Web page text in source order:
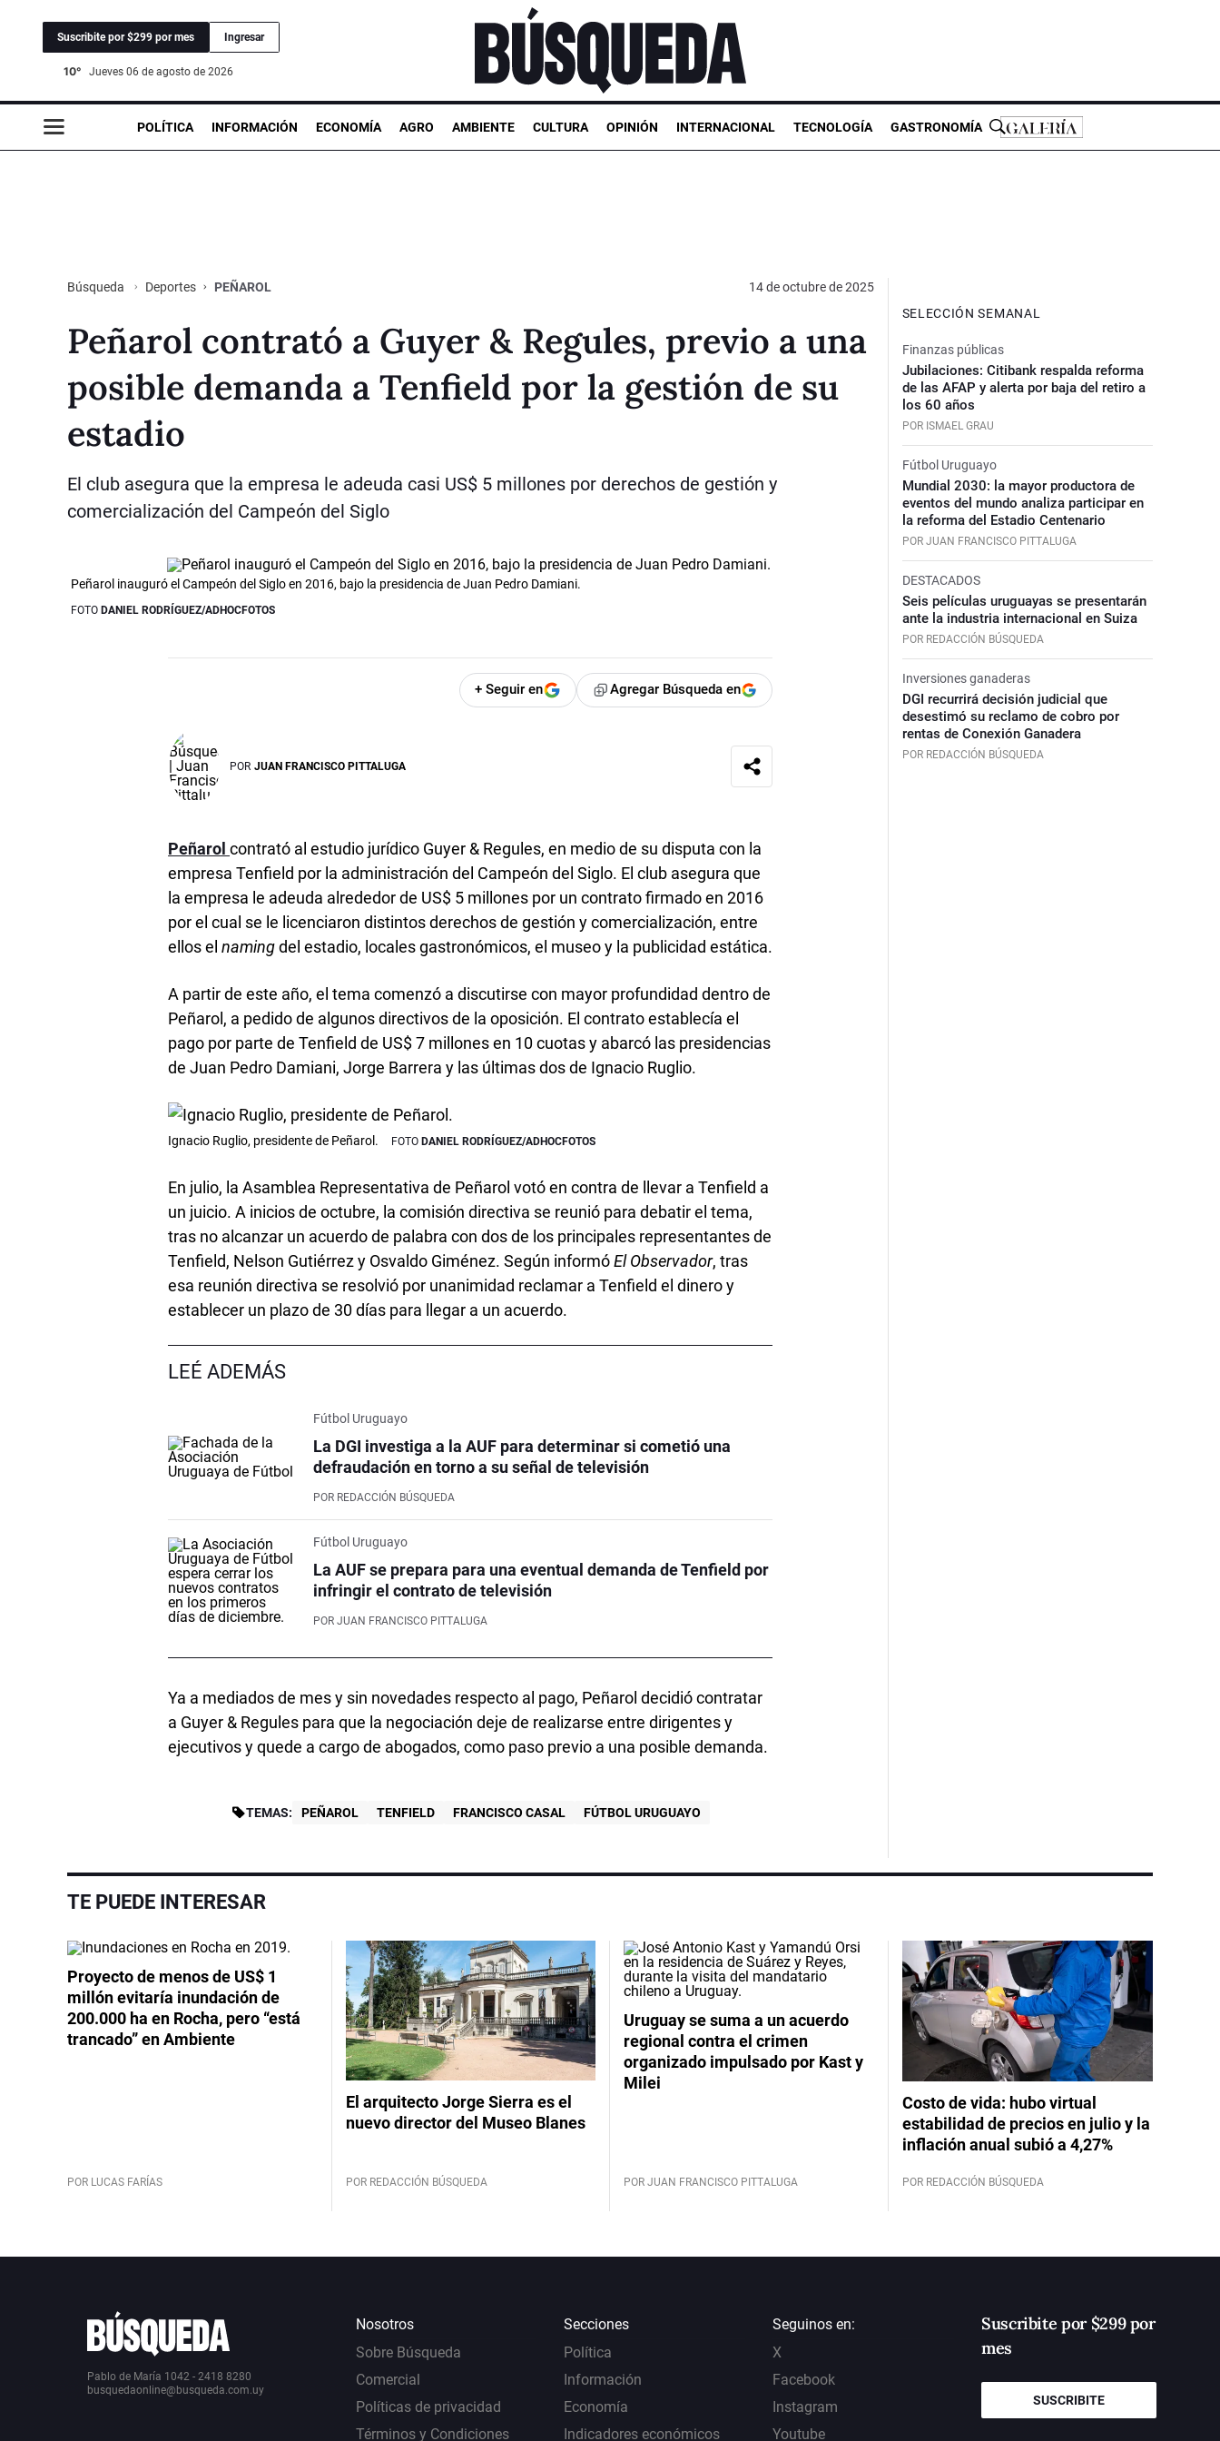
Suscribite por $299 por mes Ingresar
10° jueves 06 de agosto de 2026
POLÍTICA INFORMACIÓN ECONOMÍA AGRO AMBIENTE CULTURA OPINIÓN INTERNACIONAL TECNOLOGÍA GASTRONOMÍA
Búsqueda Deportes PEÑAROL 14 de octubre de 2025
Peñarol contrató a Guyer & Regules, previo a una
posible demanda a Tenfield por la gestión de su
estadio
El club asegura que la empresa le adeuda casi US$ 5 millones por derechos de gestión y
comercialización del Campeón del Siglo
Peñarol inauguró el Campeón del Siglo en 2016, bajo la presidencia de Juan Pedro Damiani.
FOTO DANIEL RODRÍGUEZ/ADHOCFOTOS
+ Seguir en Agregar Búsqueda en
POR JUAN FRANCISCO PITTALUGA
Peñarolcontrató al estudio jurídico Guyer & Regules, en medio de su disputa con la
empresa Tenfield por la administración del Campeón del Siglo. El club asegura que
la empresa le adeuda alrededor de US$ 5 millones por un contrato firmado en 2016
por el cual se le licenciaron distintos derechos de gestión y comercialización, entre
ellos elnamingdel estadio, locales gastronómicos, el museo y la publicidad estática.
A partir de este año, el tema comenzó a discutirse con mayor profundidad dentro de
Peñarol, a pedido de algunos directivos de la oposición. El contrato establecía el
pago por parte de Tenfield de US$ 7 millones en 10 cuotas y abarcó las presidencias
de Juan Pedro Damiani, Jorge Barrera y las últimas dos de Ignacio Ruglio.
Ignacio Ruglio, presidente de Peñarol. DANIEL RODRÍGUEZ/ADHOCFOTOS
En julio, la Asamblea Representativa de Peñarol votó en contra de llevar a Tenfield a
un juicio. A inicios de octubre, la comisión directiva se reunió para debatir el tema,
tras no alcanzar un acuerdo de palabra con dos de los principales representantes de
Tenfield, Nelson Gutiérrez y Osvaldo Giménez. Según informóEl Observador, tras
esa reunión directiva se resolvió por unanimidad reclamar a Tenfield el dinero y
establecer un plazo de 30 días para llegar a un acuerdo.
LEÉ ADEMÁS
Fútbol Uruguayo
La DGI investiga a la AUF para determinar si cometió una
defraudación en torno a su señal de televisión
POR REDACCIÓN BÚSQUEDA
Fútbol Uruguayo
La AUF se prepara para una eventual demanda de Tenfield por
infringir el contrato de televisión
POR JUAN FRANCISCO PITTALUGA
Ya a mediados de mes y sin novedades respecto al pago, Peñarol decidió contratar
a Guyer & Regules para que la negociación deje de realizarse entre dirigentes y
ejecutivos y quede a cargo de abogados, como paso previo a una posible demanda.
TEMAS: PEÑAROL TENFIELD FRANCISCO CASAL FÚTBOL URUGUAYO
SELECCIÓN SEMANAL
Finanzas públicas
Jubilaciones: Citibank respalda reforma
de las AFAP y alerta por baja del retiro a
los 60 años
POR ISMAEL GRAU
Fútbol Uruguayo
Mundial 2030: la mayor productora de
eventos del mundo analiza participar en
la reforma del Estadio Centenario
POR JUAN FRANCISCO PITTALUGA
DESTACADOS
Seis películas uruguayas se presentarán
ante la industria internacional en Suiza
POR REDACCIÓN BÚSQUEDA
Inversiones ganaderas
DGI recurrirá decisión judicial que
desestimó su reclamo de cobro por
rentas de Conexión Ganadera
POR REDACCIÓN BÚSQUEDA
TE PUEDE INTERESAR
Proyecto de menos de US$ 1
millón evitaría inundación de
200.000 ha en Rocha, pero “está
trancado” en Ambiente
POR LUCAS FARÍAS
El arquitecto Jorge Sierra es el
nuevo director del Museo Blanes
POR REDACCIÓN BÚSQUEDA
Uruguay se suma a un acuerdo
regional contra el crimen
organizado impulsado por Kast y
Milei
POR JUAN FRANCISCO PITTALUGA
Costo de vida: hubo virtual
estabilidad de precios en julio y la
inflación anual subió a 4,27%
POR REDACCIÓN BÚSQUEDA
Pablo de María 1042 - 2418 8280
busquedaonline@busqueda.com.uy
Nosotros
Sobre Búsqueda
Comercial
Políticas de privacidad
Términos y Condiciones
Secciones
Política
Información
Economía
Indicadores económicos
Seguinos en:
X
Facebook
Instagram
Youtube
Suscribite por $299 por
mes
SUSCRIBITE